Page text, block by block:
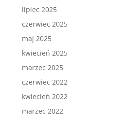
lipiec 2025
czerwiec 2025
maj 2025
kwiecień 2025
marzec 2025
czerwiec 2022
kwiecień 2022
marzec 2022